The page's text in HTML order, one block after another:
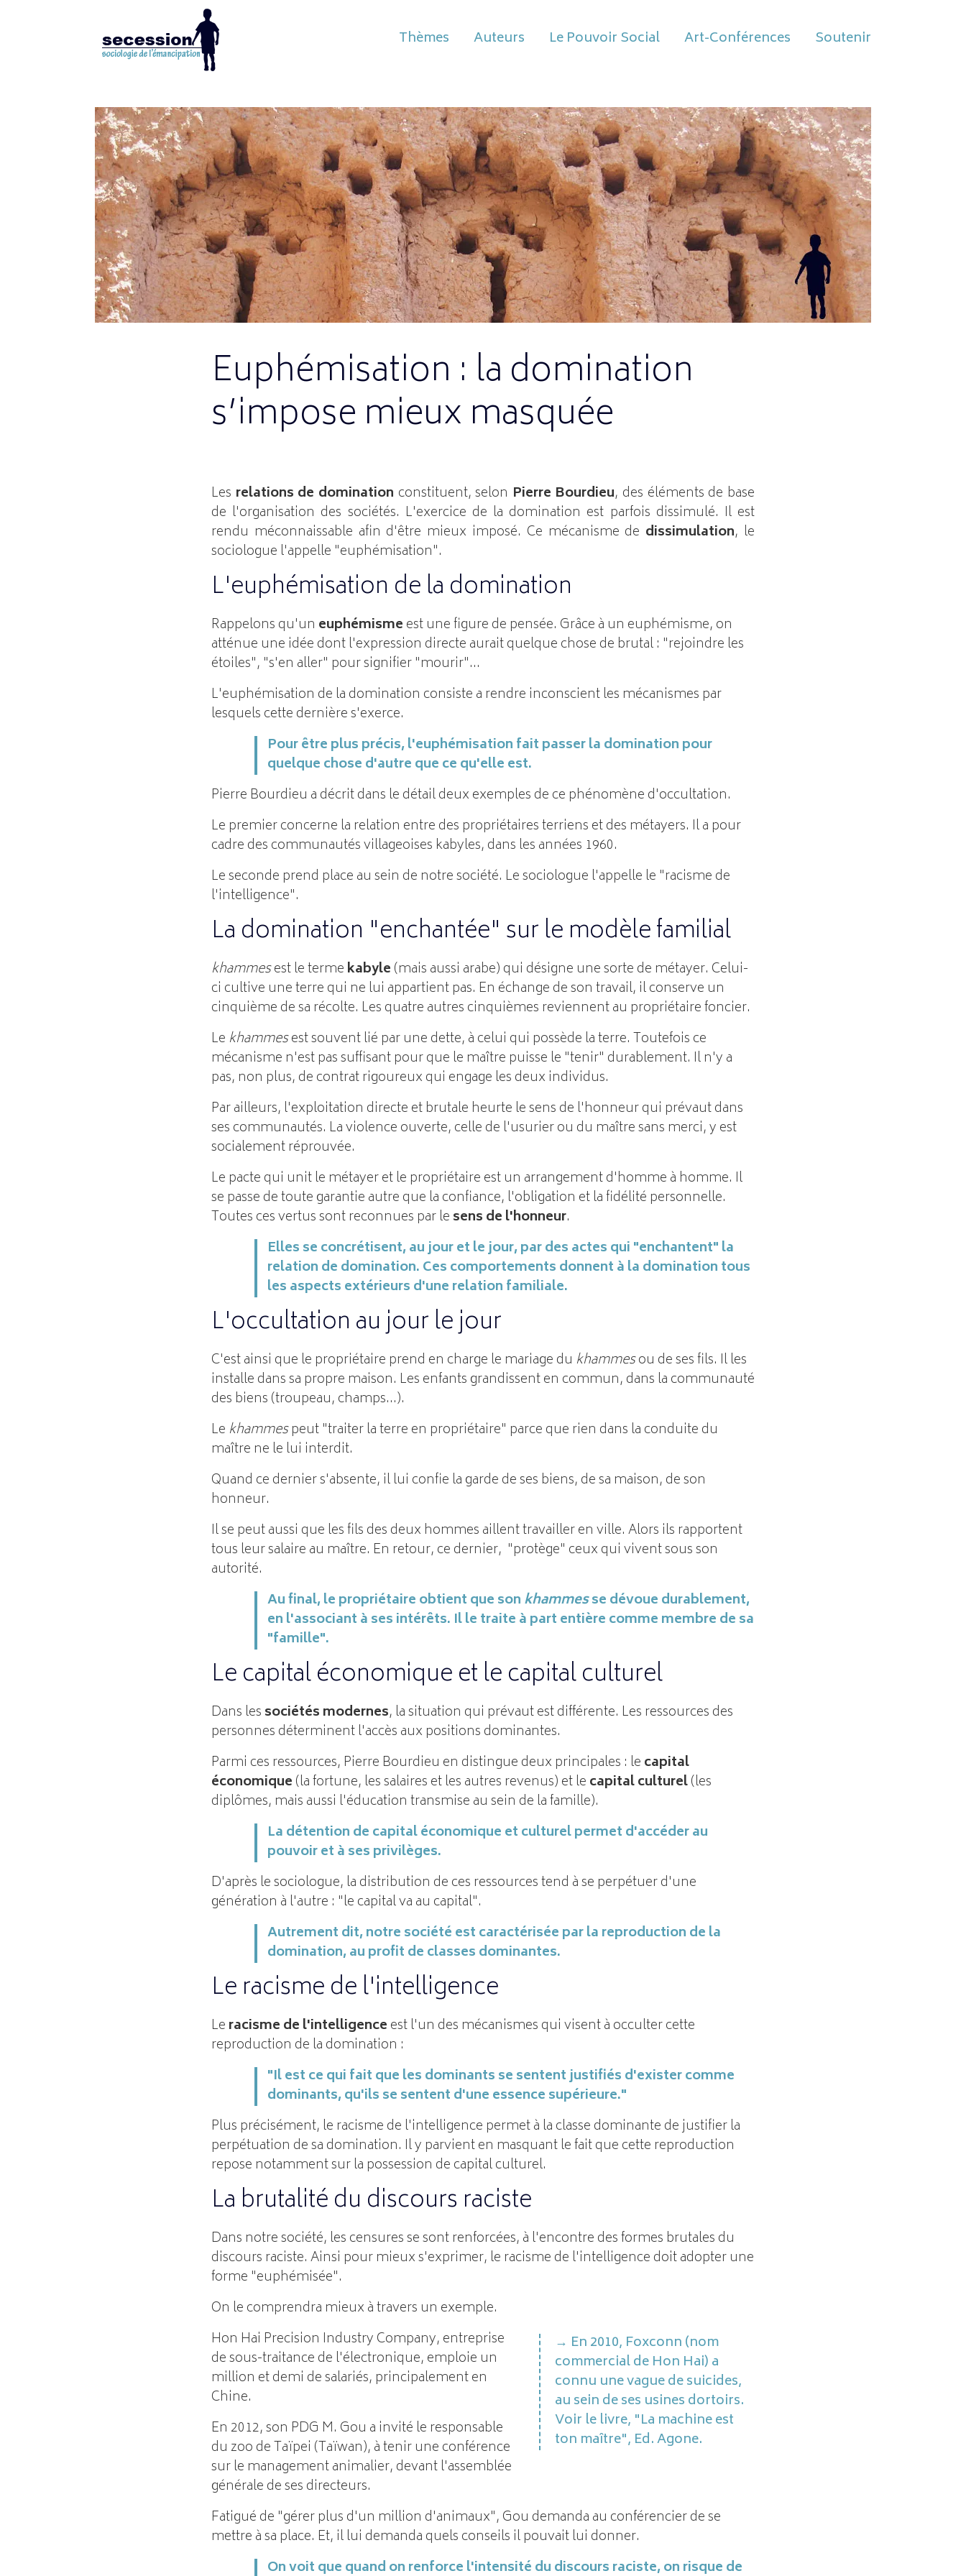
Thèmes Auteurs Le Pouvoir Social Art-Conférences Soutenir
Euphémisation : la domination
s’impose mieux masquée
Les relations de domination constituent, selon Pierre Bourdieu, des éléments de base
de l'organisation des sociétés. L'exercice de la domination est parfois dissimulé. Il est
rendu méconnaissable afin d'être mieux imposé. Ce mécanisme de dissimulation, le
sociologue l'appelle "euphémisation".
L'euphémisation de la domination
Rappelons qu'un euphémismeest une figure de pensée. Grâce à un euphémisme, on
atténue une idée dont l'expression directe aurait quelque chose de brutal : "rejoindre les
étoiles", "s'en aller" pour signifier "mourir"...
L'euphémisation de la domination consiste a rendre inconscient les mécanismes par
lesquels cette dernière s'exerce.
Pour être plus précis, l'euphémisation fait passer la domination pour
quelque chose d'autre que ce qu'elle est.
Pierre Bourdieu a décrit dans le détail deux exemples de ce phénomène d'occultation.
Le premier concerne la relation entre des propriétaires terriens et des métayers. Il a pour
cadre des communautés villageoises kabyles, dans les années 1960.
Le seconde prend place au sein de notre société. Le sociologue l'appelle le "racisme de
l'intelligence".
La domination "enchantée" sur le modèle familial
khammesest le termekabyle(mais aussi arabe) qui désigne une sorte de métayer. Celui-
ci cultive une terre qui ne lui appartient pas. En échange de son travail, il conserve un
cinquième de sa récolte. Les quatre autres cinquièmes reviennent au propriétaire foncier.
Le khammesest souvent lié par une dette, à celui qui possède la terre. Toutefois ce
mécanisme n'est pas suffisant pour que le maître puisse le "tenir" durablement. Il n'y a
pas, non plus, de contrat rigoureux qui engage les deux individus.
Par ailleurs, l'exploitation directe et brutale heurte le sens de l'honneur qui prévaut dans
ses communautés. La violence ouverte, celle de l'usurier ou du maître sans merci, y est
socialement réprouvée.
Le pacte qui unit le métayer et le propriétaire est un arrangement d'homme à homme. Il
se passe de toute garantie autre que la confiance, l'obligation et la fidélité personnelle.
Toutes ces vertus sont reconnues par lesens de l'honneur.
Elles se concrétisent, au jour et le jour, par des actes qui "enchantent" la
relation de domination. Ces comportements donnent à la domination tous
les aspects extérieurs d'une relation familiale.
L'occultation au jour le jour
C'est ainsi que le propriétaire prend en charge le mariage du khammesou de ses fils. Il les
installe dans sa propre maison. Les enfants grandissent en commun, dans la communauté
des biens (troupeau, champs...).
Le khammespeut "traiter la terre en propriétaire" parce que rien dans la conduite du
maître ne le lui interdit.
Quand ce dernier s'absente, il lui confie la garde de ses biens, de sa maison, de son
honneur.
Il se peut aussi que les fils des deux hommes aillent travailler en ville. Alors ils rapportent
tous leur salaire au maître. En retour, ce dernier, "protège" ceux qui vivent sous son
autorité.
Au final, le propriétaire obtient que sonkhammesse dévoue durablement,
en l'associant à ses intérêts. Il le traite à part entière comme membre de sa
"famille".
Le capital économique et le capital culturel
Dans lessociétés modernes, la situation qui prévaut est différente. Les ressources des
personnes déterminent l'accès aux positions dominantes.
Parmi ces ressources, Pierre Bourdieu en distingue deux principales : lecapital
économique(la fortune, les salaires et les autres revenus) et lecapital culturel(les
diplômes, mais aussi l'éducation transmise au sein de la famille).
La détention de capital économique et culturel permet d'accéder au
pouvoir et à ses privilèges.
D'après le sociologue, la distribution de ces ressources tend à se perpétuer d'une
génération à l'autre : "le capital va au capital".
Autrement dit, notre société est caractérisée par la reproduction de la
domination, au profit de classes dominantes.
Le racisme de l'intelligence
Leracisme de l'intelligenceest l'un des mécanismes qui visent à occulter cette
reproduction de la domination :
"Il est ce qui fait que les dominants se sentent justifiés d'exister comme
dominants, qu'ils se sentent d'une essence supérieure."
Plus précisément, le racisme de l'intelligence permet à la classe dominante de justifier la
perpétuation de sa domination. Il y parvient en masquant le fait que cette reproduction
repose notamment sur la possession de capital culturel.
La brutalité du discours raciste
Dans notre société, les censures se sont renforcées, à l'encontre des formes brutales du
discours raciste. Ainsi pour mieux s'exprimer, le racisme de l'intelligence doit adopter une
forme "euphémisée".
On le comprendra mieux à travers un exemple.
En 2010, Foxconn (nom
commercial de Hon Hai) a
connu une vague de suicides,
au sein de ses usines dortoirs.
Voir le livre, "La machine est
ton maître", Ed. Agone.
Hon Hai Precision Industry Company, entreprise
de sous-traitance de l'électronique, emploie un
million et demi de salariés, principalement en
Chine.
En 2012, son PDG M. Gou a invité le responsable
du zoo de Taïpei (Taïwan), à tenir une conférence
sur le management animalier, devant l'assemblée
générale de ses directeurs.
Fatigué de "gérer plus d'un million d'animaux", Gou demanda au conférencier de se
mettre à sa place. Et, il lui demanda quels conseils il pouvait lui donner.
On voit que quand on renforce l'intensité du discours raciste, on risque de